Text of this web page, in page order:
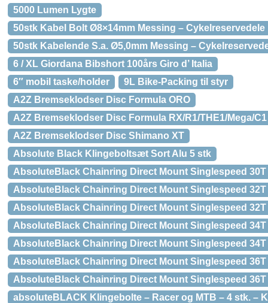
5000 Lumen Lygte
50stk Kabel Bolt Ø8×14mm Messing – Cykelreservedele
50stk Kabelende S.a. Ø5,0mm Messing –
6 / XL Giordana Bibshort 100års Giro d’ Italia
6″ mobil taske/holder
9L Bike-Packing til styr
A2Z Bremseklodser Disc Formula ORO
A2Z Bremseklodser Disc Formula RX/R1/THE1/Mega/C1
A2Z Bremseklodser Disc Shimano XT
Absolute Black Klingeboltsæt Sort Alu 5 stk
AbsoluteBlack Chainring Direct Mount Singlespeed
AbsoluteBlack Chainring Direct Mount Singlespeed 32T
AbsoluteBlack Chainring Direct Mount Singlespeed
AbsoluteBlack Chainring Direct Mount Singlespeed 34T
AbsoluteBlack Chainring Direct Mount Singlespeed
AbsoluteBlack Chainring Direct Mount Singlespeed 36T
AbsoluteBlack Chainring Direct Mount Singlespeed
absoluteBLACK Klingebolte – Racer og MTB – 4 stk. –